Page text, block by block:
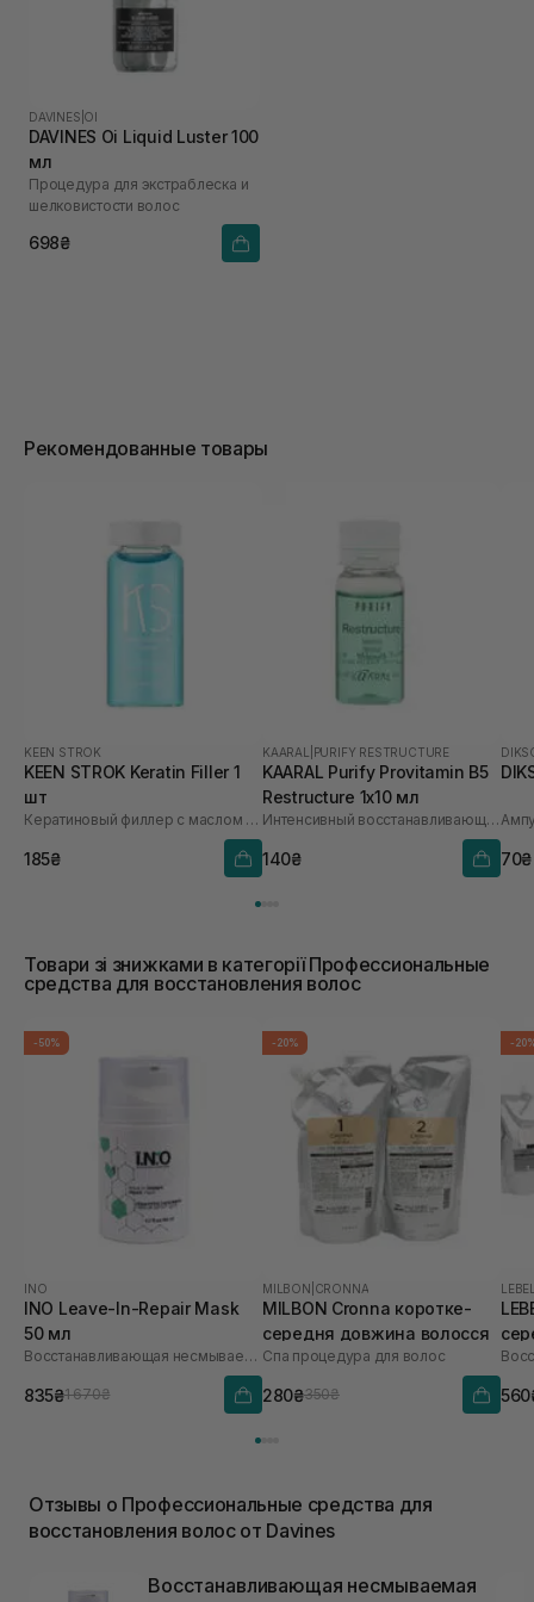
DAVINES OI
DAVINES Oi Liquid Luster 100
мл
Процедура для экстраблеска и
шелковистости волос
698₴
Рекомендованные товары
KEEN STROK
KEEN STROK Keratin Filler 1
шт
Кератиновый филлер с маслом макадамии
185₴
KAARAL PURIFY RESTRUCTURE
KAARAL Purify Provitamin B5
Restructure 1х10 мл
Интенсивный восстанавливающий комплекс с провитамином В5
140₴ 70₴
Товари зі знижками в категорії Профессиональные
средства для восстановления волос
-50%
INO
INO Leave-In-Repair Mask
50 мл
Восстанавливающая несмываемая маска для волос
835₴1 670₴
-20%
MILBON CRONNA
MILBON Cronna коротке-
середня довжина волосся
Спа процедура для волос
280₴350₴
-
Отзывы о Профессиональные средства для
восстановления волос от Davines
Восстанавливающая несмываемая